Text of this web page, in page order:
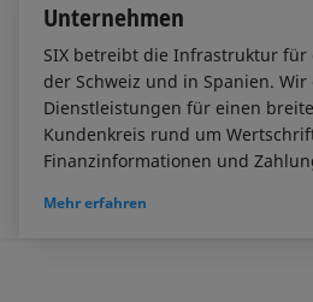
Unternehmen
SIX betreibt die Infrastruktur für
der Schweiz und in Spanien.
Dienstleistungen für einen
Kundenkreis rund um
Finanzinformationen und
Mehr erfahren